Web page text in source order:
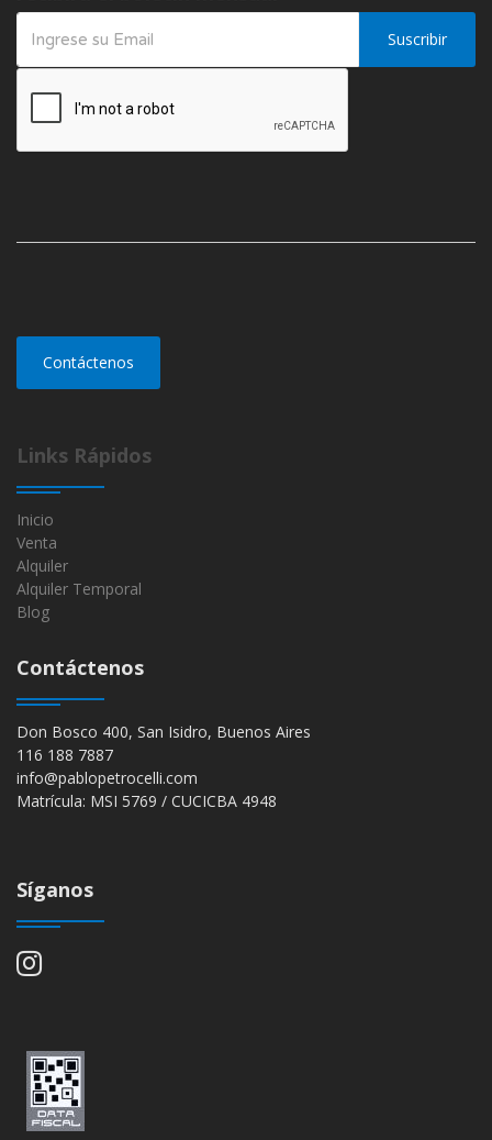
Suscribir
Contáctenos
Links Rápidos
Inicio
Venta
Alquiler
Alquiler Temporal
Blog
Contáctenos
Don Bosco 400, San Isidro, Buenos Aires
116 188 7887
info@pablopetrocelli.com
Matrícula: MSI 5769 / CUCICBA 4948
Síganos